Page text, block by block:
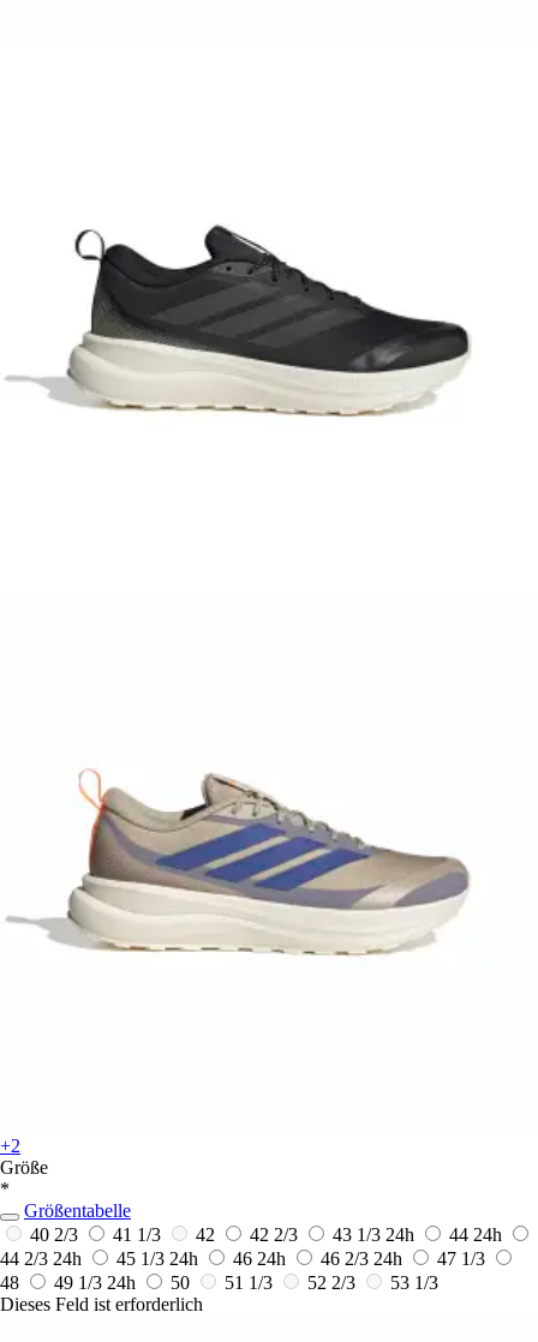
+2
Größe
*
Größentabelle
40 2/3
41 1/3 42 42 2/3 43 1/3 24h 44 24h
44 2/3 24h 45 1/3 24h 46 24h 46 2/3 24h
47 1/3
48
49 1/3 24h 50 51 1/3 52 2/3
53 1/3
Dieses Feld ist erforderlich